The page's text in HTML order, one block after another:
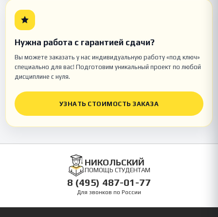
Нужна работа с гарантией сдачи?
Вы можете заказать у нас индивидуальную работу «под ключ»
специально для вас! Подготовим уникальный проект по любой
дисциплине с нуля.
УЗНАТЬ СТОИМОСТЬ ЗАКАЗА
НИКОЛЬСКИЙ
ПОМОЩЬ СТУДЕНТАМ
8 (495) 487-01-77
Для звонков по России